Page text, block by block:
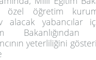
özel öğretim
alacak yabancılar
Bakanlığından
yeterliliğini